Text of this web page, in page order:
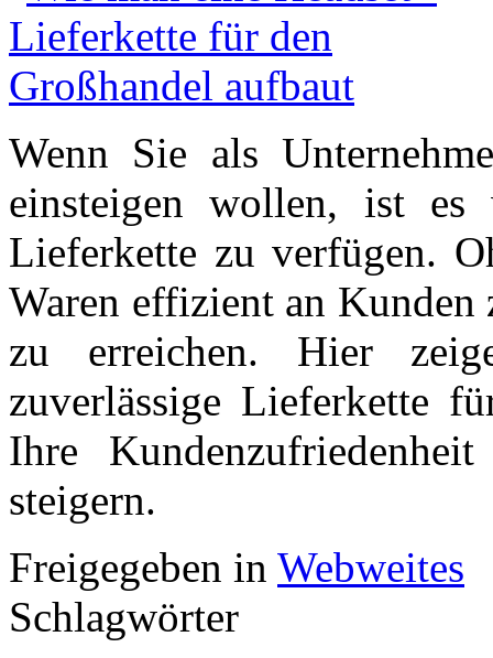
Wenn Sie als
einsteigen wollen, ist es
Lieferkette zu verfügen.
Waren effizient an
zu erreichen. Hier
zuverlässige Lieferkette
Ihre
steigern.
Freigegeben in Webweites
Schlagwörter